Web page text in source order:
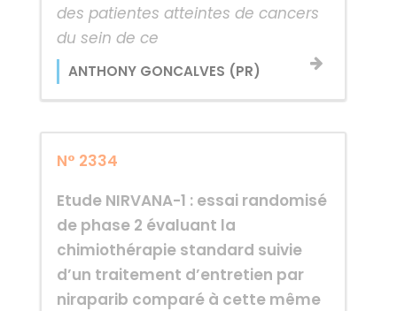
des patientes atteintes de cancers
du sein de ce
ANTHONY GONCALVES (PR)
N° 2334
Etude NIRVANA-1 : essai randomisé
de phase 2 évaluant la
chimiothérapie standard suivie
d’un traitement d’entretien par
niraparib comparé à cette même